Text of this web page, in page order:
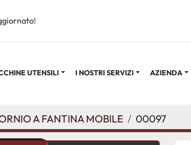
UTENSILI I NOSTRI SERVIZI AZIENDA
A FANTINA MOBILE 00097